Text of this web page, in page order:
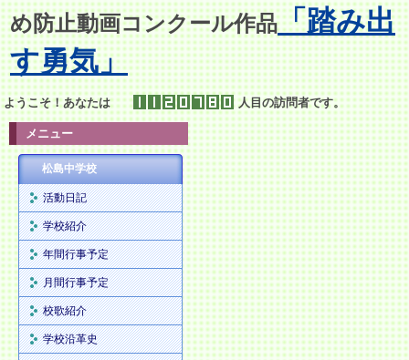
め防止動画コンクール作品「踏み出
す勇気」
ようこそ！あなたは 人目の訪問者です。
メニュー
松島中学校
活動日記
学校紹介
年間行事予定
月間行事予定
校歌紹介
学校沿革史